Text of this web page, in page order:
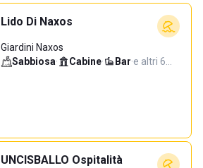
Lido Di Naxos
Giardini Naxos
Sabbiosa· Cabine· Bar·e altri 6…
UNCISBALLO Ospitalità